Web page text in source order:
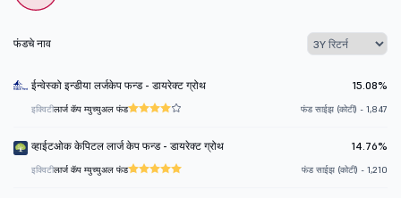
फंडचे नाव
ईन्वेस्को इन्डीया लर्जकेप फन्ड - डायरेक्ट ग्रोथ 15.08%
इक्विटीलार्ज कॅप म्युच्युअल फंड फंड साईझ (कोटी) - 1,847
व्हाईटओक केपिटल लार्ज केप फन्ड - डायरेक्ट ग्रोथ 14.76%
इक्विटीलार्ज कॅप म्युच्युअल फंड फंड साईझ (कोटी) - 1,210